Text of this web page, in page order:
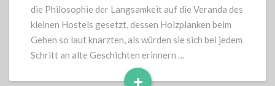
die Philosophie der Langsamkeit auf die Veranda des
kleinen Hostels gesetzt, dessen Holzplanken beim
Gehen so laut knarzten, als würden sie sich bei jedem
Schritt an alte Geschichten erinnern …
+